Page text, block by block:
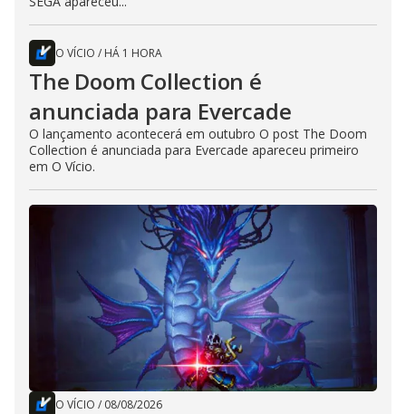
O VÍCIO / HÁ 1 HORA
The Doom Collection é
anunciada para Evercade
O lançamento acontecerá em outubro O post The Doom
Collection é anunciada para Evercade apareceu primeiro
em O Vício.
O VÍCIO / 08/08/2026